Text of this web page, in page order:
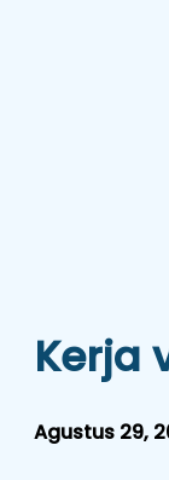
Kerja
Agustus 29,